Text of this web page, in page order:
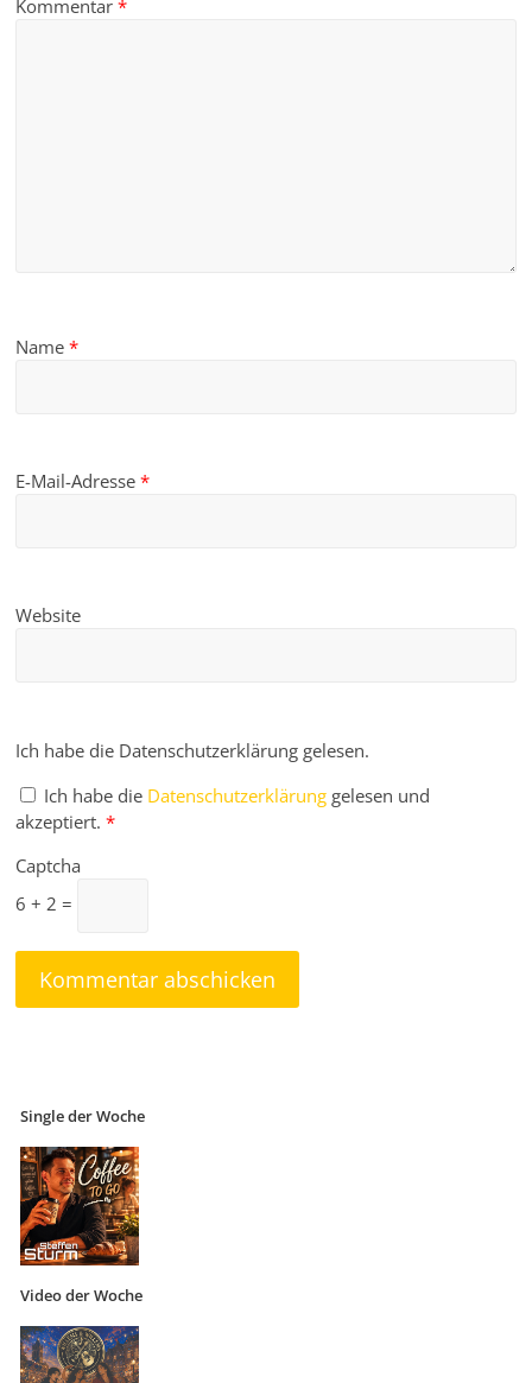
Kommentar*
Name*
E-Mail-Adresse*
Website
Ich habe die Datenschutzerklärung gelesen.
Ich habe die Datenschutzerklärung gelesen und
akzeptiert. *
Captcha
6 + 2 =
Single der Woche
Video der Woche